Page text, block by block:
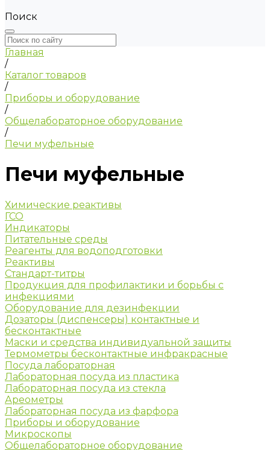
Поиск
Главная
/
Каталог товаров
/
Приборы и оборудование
/
Общелабораторное оборудование
/
Печи муфельные
Печи муфельные
Химические реактивы
ГСО
Индикаторы
Питательные среды
Реагенты для водоподготовки
Реактивы
Стандарт-титры
Продукция для профилактики и борьбы с
инфекциями
Оборудование для дезинфекции
Дозаторы (диспенсеры) контактные и
бесконтактные
Маски и средства индивидуальной защиты
Термометры бесконтактные инфракрасные
Посуда лабораторная
Лабораторная посуда из пластика
Лабораторная посуда из стекла
Ареометры
Лабораторная посуда из фарфора
Приборы и оборудование
Микроскопы
Общелабораторное оборудование